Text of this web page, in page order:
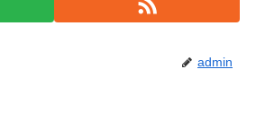
admin